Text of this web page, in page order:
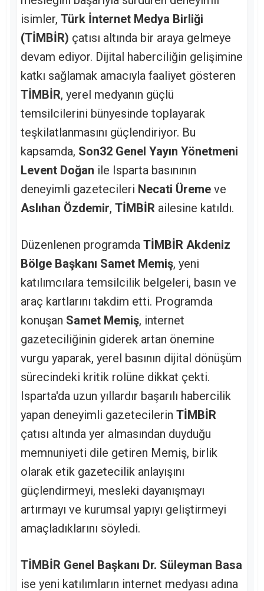
isimler, Türk İnternet Medya Birliği
(TİMBİR) çatısı altında bir araya gelmeye
devam ediyor. Dijital haberciliğin gelişimine
katkı sağlamak amacıyla faaliyet gösteren
TİMBİR, yerel medyanın güçlü
temsilcilerini bünyesinde toplayarak
teşkilatlanmasını güçlendiriyor. Bu
kapsamda, Son32 Genel Yayın Yönetmeni
Levent Doğan ile Isparta basınının
deneyimli gazetecileri Necati Üreme ve
Aslıhan Özdemir, TİMBİR ailesine katıldı.
Düzenlenen programda TİMBİR Akdeniz
Bölge Başkanı Samet Memiş, yeni
katılımcılara temsilcilik belgeleri, basın ve
araç kartlarını takdim etti. Programda
konuşan Samet Memiş, internet
gazeteciliğinin giderek artan önemine
vurgu yaparak, yerel basının dijital dönüşüm
sürecindeki kritik rolüne dikkat çekti.
Isparta'da uzun yıllardır başarılı habercilik
yapan deneyimli gazetecilerin TİMBİR
çatısı altında yer almasından duyduğu
memnuniyeti dile getiren Memiş, birlik
olarak etik gazetecilik anlayışını
güçlendirmeyi, mesleki dayanışmayı
artırmayı ve kurumsal yapıyı geliştirmeyi
amaçladıklarını söyledi.
TİMBİR Genel Başkanı Dr. Süleyman Basa
ise yeni katılımların internet medyası adına